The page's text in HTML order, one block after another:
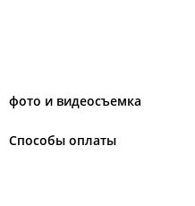
фото и видеосъемка
Способы оплаты